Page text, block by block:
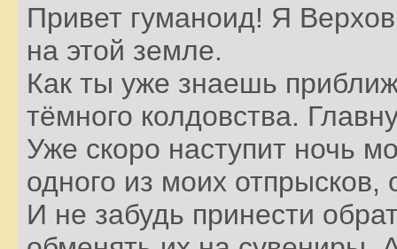
Привет гуманоид! Я
на этой земле.
Как ты уже знаешь
тёмного колдовства.
Уже скоро наступит ночь
одного из моих отпрысков,
И не забудь принести